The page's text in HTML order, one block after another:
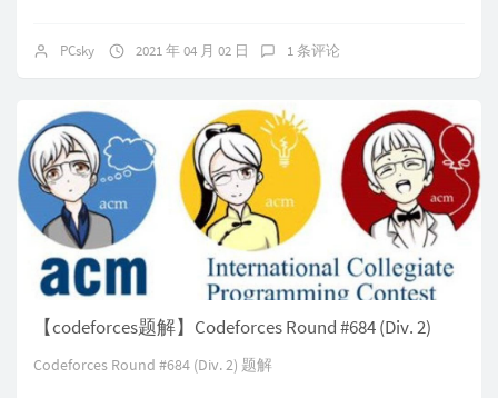
PCsky 2021 年 04 月 02 日 1 条评论
【codeforces题解】Codeforces Round #684 (Div. 2)
Codeforces Round #684 (Div. 2) 题解